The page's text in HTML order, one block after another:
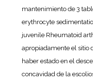
mantenimiento de 3
erythrocyte
juvenile Rheumatoid
apropiadamente el sitio
haber estado en el
concavidad de la